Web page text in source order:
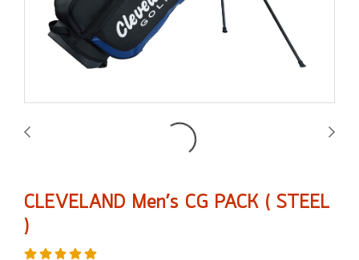
CLEVELAND Men’s CG PACK ( STEEL
)